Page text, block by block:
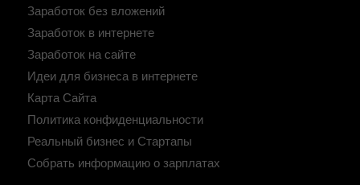
Заработок без вложений
Заработок в интернете
Заработок на сайте
Идеи для бизнеса в интернете
Карта Сайта
Политика конфиденциальности
Реальный бизнес и Стартапы
Собрать информацию о зарплатах